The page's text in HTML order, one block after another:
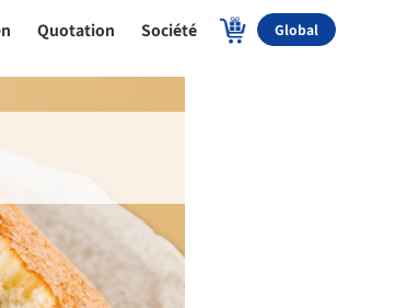
Quotation Société Global